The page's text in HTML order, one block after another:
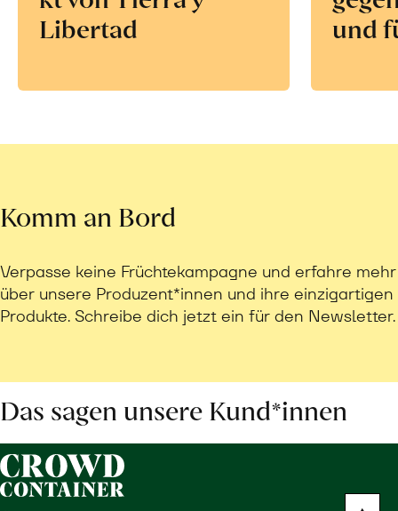
Libertad
und
Komm an Bord
Verpasse keine Früchtekampagne und erfahre mehr
über unsere Produzent*innen und ihre einzigartigen
Produkte. Schreibe dich jetzt ein für den Newsletter.
Das sagen unsere Kund*innen